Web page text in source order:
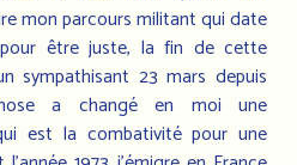
mon parcours militant qui date
être juste, la fin de cette
sympathisant 23 mars depuis
a changé en moi une
est la combativité pour une